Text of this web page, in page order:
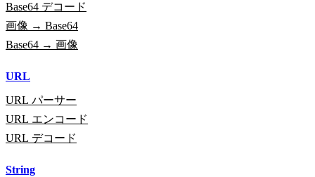
Base64 デコード
画像 → Base64
Base64 → 画像
URL
URL パーサー
URL エンコード
URL デコード
String